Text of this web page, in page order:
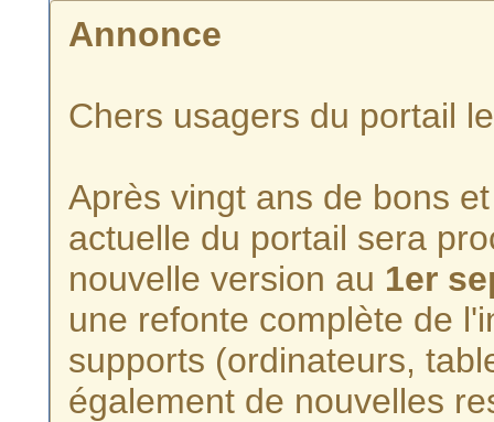
Annonce
Chers usagers du portail
Après vingt ans de bons
actuelle du portail sera
nouvelle version au 1er
une refonte complète de
supports (ordinateurs,
également de nouvelles